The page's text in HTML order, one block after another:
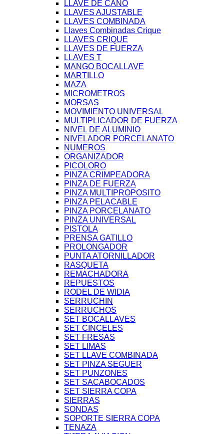
LLAVE DE CAÑO
LLAVES AJUSTABLE
LLAVES COMBINADA
Llaves Combinadas Crique
LLAVES CRIQUE
LLAVES DE FUERZA
LLAVES T
MANGO BOCALLAVE
MARTILLO
MAZA
MICROMETROS
MORSAS
MOVIMIENTO UNIVERSAL
MULTIPLICADOR DE FUERZA
NIVEL DE ALUMINIO
NIVELADOR PORCELANATO
NUMEROS
ORGANIZADOR
PICOLORO
PINZA CRIMPEADORA
PINZA DE FUERZA
PINZA MULTIPROPOSITO
PINZA PELACABLE
PINZA PORCELANATO
PINZA UNIVERSAL
PISTOLA
PRENSA GATILLO
PROLONGADOR
PUNTA ATORNILLADOR
RASQUETA
REMACHADORA
REPUESTOS
RODEL DE WIDIA
SERRUCHIN
SERRUCHOS
SET BOCALLAVES
SET CINCELES
SET FRESAS
SET LIMAS
SET LLAVE COMBINADA
SET PINZA SEGUER
SET PUNZONES
SET SACABOCADOS
SET SIERRA COPA
SIERRAS
SONDAS
SOPORTE SIERRA COPA
TENAZA